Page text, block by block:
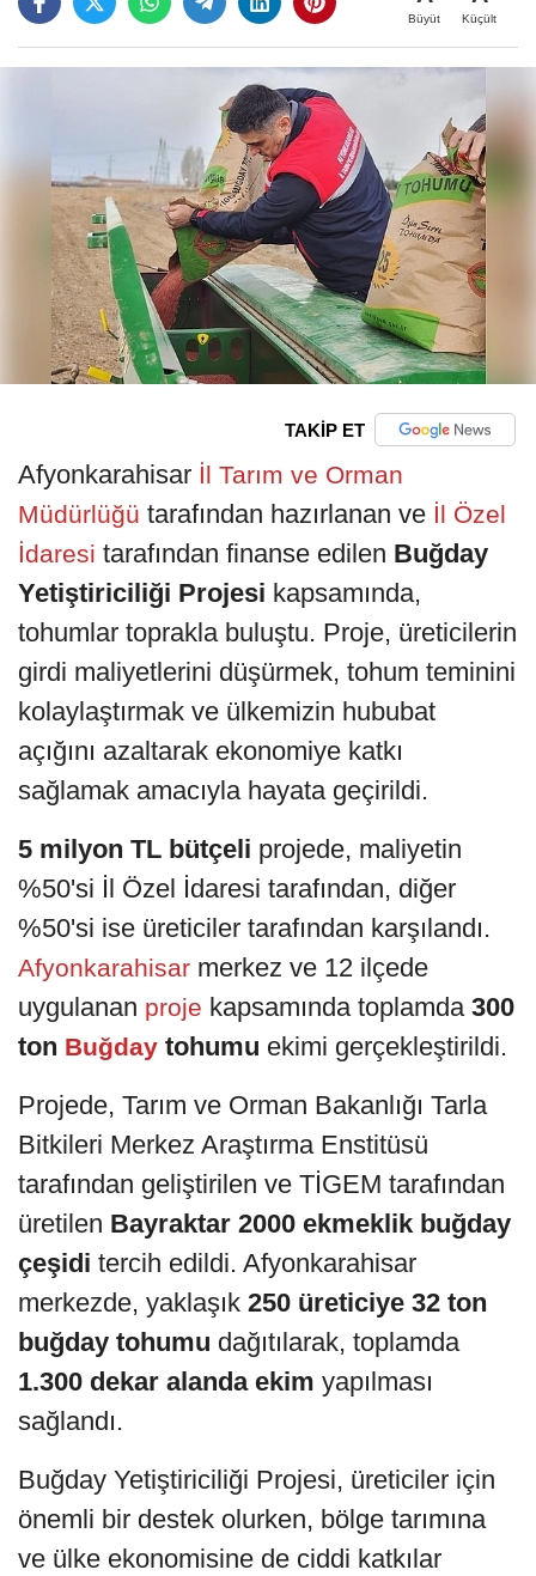
Büyüt Küçült
TAKİP ET
Afyonkarahisar İl Tarım ve Orman
Müdürlüğü tarafından hazırlanan ve İl Özel
İdaresi tarafından finanse edilen Buğday
Yetiştiriciliği Projesi kapsamında,
tohumlar toprakla buluştu. Proje, üreticilerin
girdi maliyetlerini düşürmek, tohum teminini
kolaylaştırmak ve ülkemizin hububat
açığını azaltarak ekonomiye katkı
sağlamak amacıyla hayata geçirildi.
5 milyon TL bütçeli projede, maliyetin
%50'si İl Özel İdaresi tarafından, diğer
%50'si ise üreticiler tarafından karşılandı.
Afyonkarahisar merkez ve 12 ilçede
uygulanan proje kapsamında toplamda 300
ton Buğday tohumu ekimi gerçekleştirildi.
Projede, Tarım ve Orman Bakanlığı Tarla
Bitkileri Merkez Araştırma Enstitüsü
tarafından geliştirilen ve TİGEM tarafından
üretilen Bayraktar 2000 ekmeklik buğday
çeşidi tercih edildi. Afyonkarahisar
merkezde, yaklaşık 250 üreticiye 32 ton
buğday tohumu dağıtılarak, toplamda
1.300 dekar alanda ekim yapılması
sağlandı.
Buğday Yetiştiriciliği Projesi, üreticiler için
önemli bir destek olurken, bölge tarımına
ve ülke ekonomisine de ciddi katkılar